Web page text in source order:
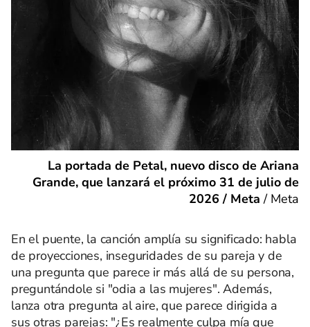
La portada de Petal, nuevo disco de Ariana
Grande, que lanzará el próximo 31 de julio de
2026 / Meta / Meta
En el puente, la canción amplía su significado: habla
de proyecciones, inseguridades de su pareja y de
una pregunta que parece ir más allá de su persona,
preguntándole si "odia a las mujeres". Además,
lanza otra pregunta al aire, que parece dirigida a
sus otras parejas: "¿Es realmente culpa mía que